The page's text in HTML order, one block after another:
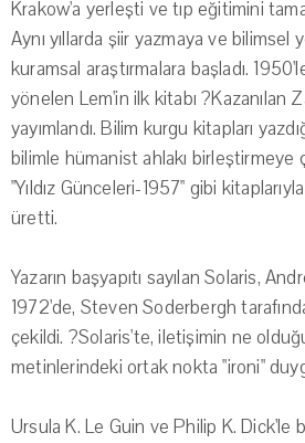
Krakow'a yerleşti ve tıp eğitimini
Aynı yıllarda şiir yazmaya ve bilimsel
kuramsal araştırmalara başladı.
yönelen Lem'in ilk kitabı ?Kazanılan
yayımlandı. Bilim kurgu kitapları
bilimle hümanist ahlakı birleştirmeye
"Yıldız Günceleri-1957" gibi
üretti.
Yazarın başyapıtı sayılan Solaris,
1972'de, Steven Soderbergh
çekildi. ?Solaris'te, iletişimin ne
metinlerindeki ortak nokta "ironi"
Ursula K. Le Guin ve Philip K. Dick'le